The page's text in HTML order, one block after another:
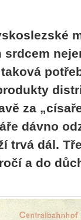
za
dávno
trvá dál.
a do